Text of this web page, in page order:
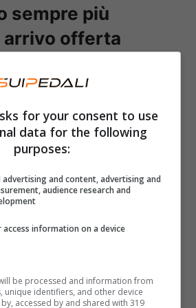
sempre più
arrivo offerta
e media sportivi
dire il vero anche i tifosi
si è rotto.A questo punto
in scena il suo procuratore,
compito del noto agente
essere quello di trovare
al suo assistito. Proprio
passato con Cristiano
for your consent to use
data for the following
purposes:
advertising and content, advertising and
audience research and
information on a device
be processed and information from
unique identifiers, and other device
accessed by and shared with 319